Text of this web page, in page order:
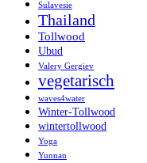
Sulavesie
Thailand
Tollwood
Ubud
Valery Gergiev
vegetarisch
waves4water
Winter-Tollwood
wintertollwood
Yoga
Yunnan